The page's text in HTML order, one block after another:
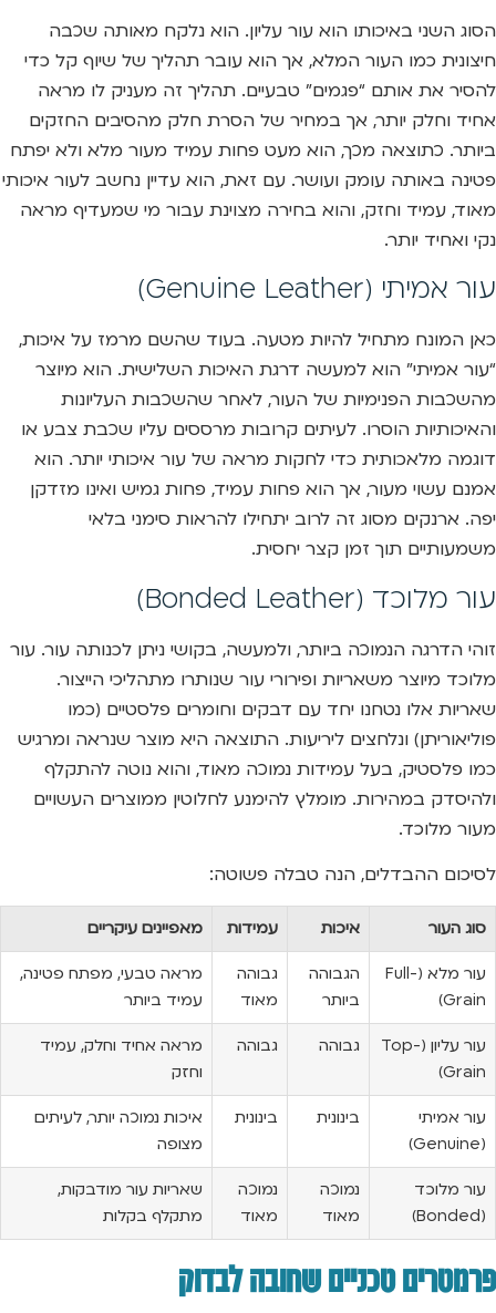
הסוג השני באיכותו הוא עור עליון. הוא נלקח מאותה שכבה
חיצונית כמו העור המלא, אך הוא עובר תהליך של שיוף קל כדי
להסיר את אותם “פגמים” טבעיים. תהליך זה מעניק לו מראה
אחיד וחלק יותר, אך במחיר של הסרת חלק מהסיבים החזקים
ביותר. כתוצאה מכך, הוא מעט פחות עמיד מעור מלא ולא יפתח
פטינה באותה עומק ועושר. עם זאת, הוא עדיין נחשב לעור איכותי
מאוד, עמיד וחזק, והוא בחירה מצוינת עבור מי שמעדיף מראה
נקי ואחיד יותר.
עור אמיתי (Genuine Leather)
כאן המונח מתחיל להיות מטעה. בעוד שהשם מרמז על איכות,
“עור אמיתי” הוא למעשה דרגת האיכות השלישית. הוא מיוצר
מהשכבות הפנימיות של העור, לאחר שהשכבות העליונות
והאיכותיות הוסרו. לעיתים קרובות מרססים עליו שכבת צבע או
דוגמה מלאכותית כדי לחקות מראה של עור איכותי יותר. הוא
אמנם עשוי מעור, אך הוא פחות עמיד, פחות גמיש ואינו מזדקן
יפה. ארנקים מסוג זה לרוב יתחילו להראות סימני בלאי
משמעותיים תוך זמן קצר יחסית.
עור מלוכד (Bonded Leather)
זוהי הדרגה הנמוכה ביותר, ולמעשה, בקושי ניתן לכנותה עור. עור
מלוכד מיוצר משאריות ופירורי עור שנותרו מתהליכי הייצור.
שאריות אלו נטחנו יחד עם דבקים וחומרים פלסטיים (כמו
פוליאוריתן) ונלחצים ליריעות. התוצאה היא מוצר שנראה ומרגיש
כמו פלסטיק, בעל עמידות נמוכה מאוד, והוא נוטה להתקלף
ולהיסדק במהירות. מומלץ להימנע לחלוטין ממוצרים העשויים
מעור מלוכד.
לסיכום ההבדלים, הנה טבלה פשוטה:
סוג העור איכות עמידות מאפיינים עיקריים
עור מלא (Full-
Grain)
הגבוהה
ביותר
גבוהה
מאוד
מראה טבעי, מפתח פטינה,
עמיד ביותר
עור עליון (Top-
Grain)
גבוהה גבוהה
מראה אחיד וחלק, עמיד
וחזק
עור אמיתי
(Genuine)
בינונית בינונית
איכות נמוכה יותר, לעיתים
מצופה
עור מלוכד
(Bonded)
נמוכה
מאוד
נמוכה
מאוד
שאריות עור מודבקות,
מתקלף בקלות
פרמטרים טכניים שחובה לבדוק